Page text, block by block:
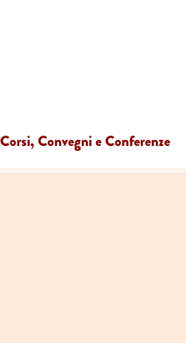
Corsi, Convegni e Conferenze